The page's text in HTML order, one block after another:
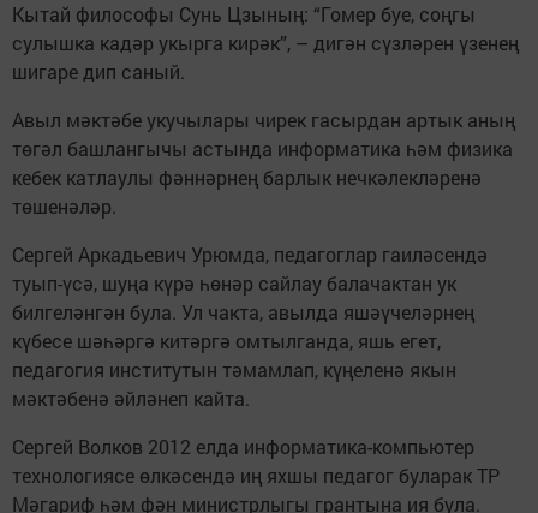
Кытай философы Сунь Цзының: “Гомер буе, соңгы
сулышка кадәр укырга кирәк”, – дигән сүзләрен үзенең
шигаре дип саный.
Авыл мәктәбе укучылары чирек гасырдан артык аның
төгәл башлангычы астында информатика һәм физика
кебек катлаулы фәннәрнең барлык ­нечкәлекләренә
төшенәләр.
Сергей Аркадьевич Урюм­да, педагоглар гаиләсендә
туып-үсә, шуңа күрә һөнәр сайлау балачактан ук
билгеләнгән була. Ул чакта, авылда яшәүчеләрнең
күбесе шәһәргә китәргә омтылганда, яшь егет,
педагогия институтын тәмамлап, күңеленә якын
мәктәбенә әйләнеп кайта.
Сергей Волков 2012 елда информатика-компьютер
технологиясе өлкәсендә иң яхшы педагог буларак ТР
Мәгариф һәм фән министр­лыгы грантына ия була.